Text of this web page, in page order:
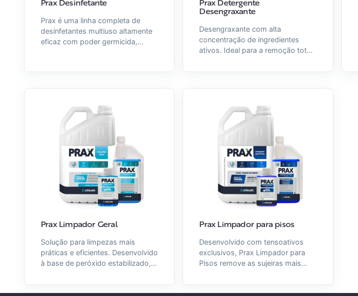
Prax Desinfetante
Prax é uma linha completa de
desinfetantes multiuso altamente
eficaz com poder germicida,
contaminação. Age rapidamente
na eliminação de bactérias e
também proporciona uma
fragrância agradável, deixando os
ambientes perfumados e limpos.
Disponível nas embalagens 5L, 1L,
SAD 3G, HyperC 300mL, Olik e
Dosa Fácil.
Prax Detergente
Desengraxante
Desengraxante com alta
concentração de ingredientes
ativos. Ideal para a remoção total
Prax Limpador Geral
Solução para limpezas mais
práticas e eficientes. Desenvolvido
à base de peróxido estabilizado,
Prax Limpador para pisos
Desenvolvido com tensoativos
exclusivos, Prax Limpador para
Pisos remove as sujeiras mais